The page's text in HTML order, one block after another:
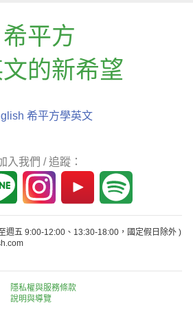
希平方
的新希望
希平方學英文
入我們 / 追蹤：
週五 9:00-12:00、13:30-18:00，國定假日除外 )
隱私權與服務條款
說明與導覽